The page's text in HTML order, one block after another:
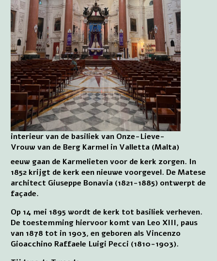
interieur van de basiliek van Onze-Lieve-
Vrouw van de Berg Karmel in Valletta (Malta)
eeuw gaan de Karmelieten voor de kerk zorgen. In
1852 krijgt de kerk een nieuwe voorgevel. De Matese
architect Giuseppe Bonavia (1821-1885) ontwerpt de
façade.
Op 14 mei 1895 wordt de kerk tot basiliek verheven.
De toestemming hiervoor komt van Leo XIII, paus
van 1878 tot in 1903, en geboren als Vincenzo
Gioacchino Raffaele Luigi Pecci (1810-1903).